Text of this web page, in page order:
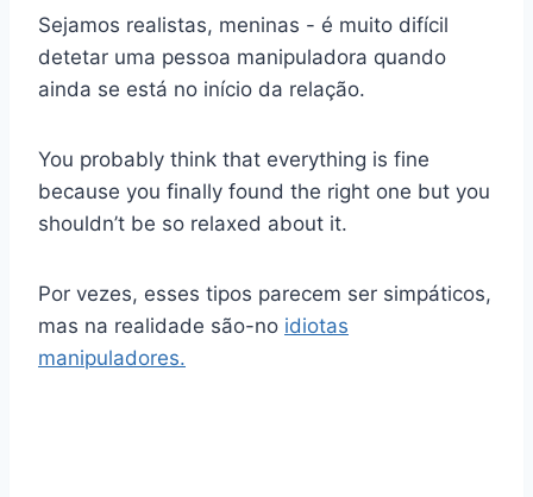
Sejamos realistas, meninas - é muito difícil
detetar uma pessoa manipuladora quando
ainda se está no início da relação.
You probably think that everything is fine
because you finally found the right one but you
shouldn’t be so relaxed about it.
Por vezes, esses tipos parecem ser simpáticos,
mas na realidade são-no idiotas
manipuladores.